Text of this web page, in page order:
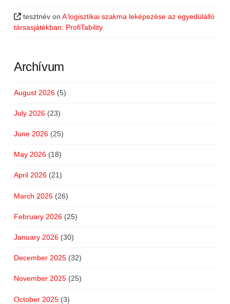
tesztnév onA logisztikai szakma leképezése az egyedülálló
társasjátékban: ProfiTability
Archívum
August 2026(5)
July 2026(23)
June 2026(25)
May 2026(18)
April 2026(21)
March 2026(26)
February 2026(25)
January 2026(30)
December 2025(32)
November 2025(25)
October 2025(3)